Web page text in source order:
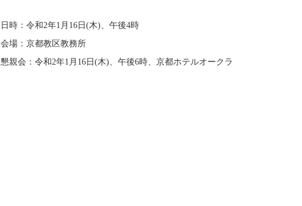
日時：令和2年1月16日(木)、午後4時
会場：京都教区教務所
懇親会：令和2年1月16日(木)、午後6時、京都ホテルオークラ